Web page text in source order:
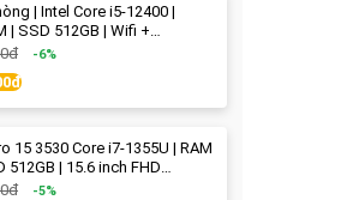
| Intel Core i5-12400 |
512GB | Wifi +
-6%
15 3530 Core i7-1355U | RAM
512GB | 15.6 inch FHD
120Hz WVA | Black | New
-5%